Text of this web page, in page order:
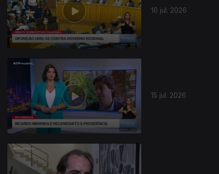
16 jul. 2026
15 jul. 2026
942766